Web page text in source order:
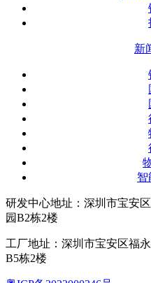
新
智
研发中心地址：深圳市宝安
园B2栋2楼
工厂地址：深圳市宝安区福
B5栋2楼